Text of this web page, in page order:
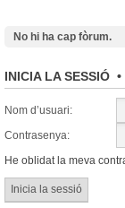
No hi ha cap fòrum.
INICIA LA SESSIÓ •
Nom d’usuari:
Contrasenya:
He oblidat la meva